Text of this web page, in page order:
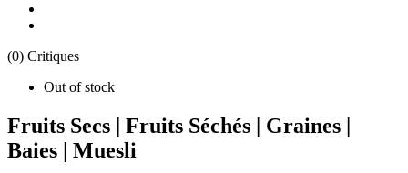
(0) Critiques
Out of stock
Fruits Secs | Fruits Séchés | Graines |
Baies | Muesli